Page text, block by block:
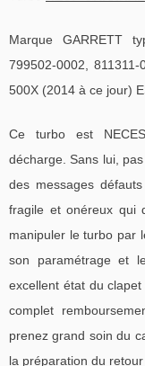
Marque GARRETT
799502-0002,
500X (2014 à ce jour)
Ce turbo est
décharge. Sans lui,
des messages
fragile et onéreux qui
manipuler le turbo par
son paramétrage et
excellent état du
complet
prenez grand soin du
la préparation du retour